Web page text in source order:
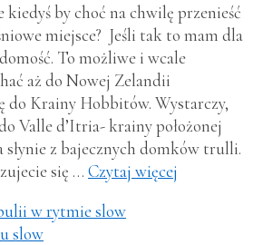
kiedyś by choć na chwilę przenieść
miejsce? Jeśli tak to mam dla
To możliwe i wcale
aż do Nowej Zelandii
do Krainy Hobbitów. Wystarczy,
Valle d’Itria- krainy położonej
z bajecznych domków trulli.
się … Czytaj więcej
slow